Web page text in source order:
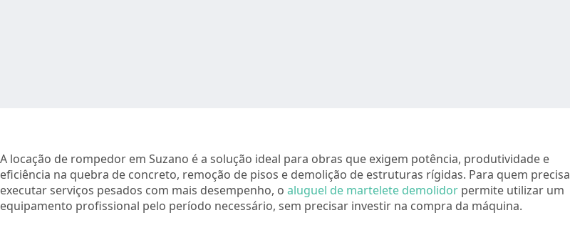
A locação de rompedor em Suzano é a solução ideal para obras que exigem potência, produtividade e
eficiência na quebra de concreto, remoção de pisos e demolição de estruturas rígidas. Para quem precisa
executar serviços pesados com mais desempenho, o aluguel de martelete demolidor permite utilizar um
equipamento profissional pelo período necessário, sem precisar investir na compra da máquina.